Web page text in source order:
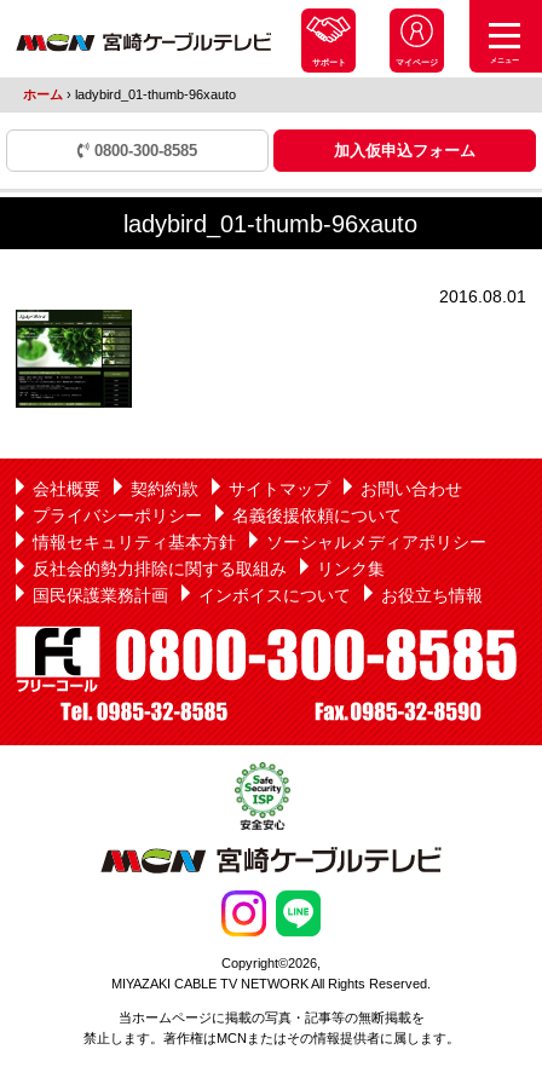
サポート マイページ メニュー
ホーム ›ladybird_01-thumb-96xauto
0800-300-8585 加入仮申込フォーム
ladybird_01-thumb-96xauto
2016.08.01
会社概要 契約約款 サイトマップ
お問い合わせ
プライバシーポリシー
名義後援依頼について
情報セキュリティ基本方針
ソーシャルメディアポリシー
反社会的勢力排除に関する取組み
リンク集
国民保護業務計画
インボイスについて お役立ち情報
Copyright©2026,
MIYAZAKI CABLE TV NETWORK All Rights Reserved.
当ホームページに掲載の写真・記事等の無断掲載を
禁止します。著作権はMCNまたはその情報提供者に属します。